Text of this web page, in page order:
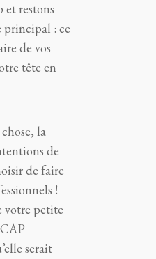
et restons
principal : ce
de vos
tête en
la
de
de faire
!
votre petite
serait